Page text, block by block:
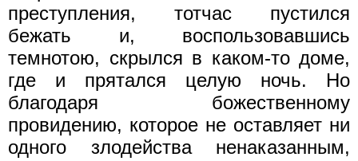
преступления, тотчас пустился
бежать и, воспользовавшись
темнотою, скрылся в каком-то доме,
где и прятался целую ночь. Но
благодаря божественному
провидению, которое не оставляет ни
одного злодейства ненаказанным,